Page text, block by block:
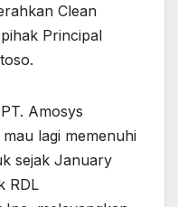
Clean
Principal
Amosys
lagi memenuhi
sejak January
RDL